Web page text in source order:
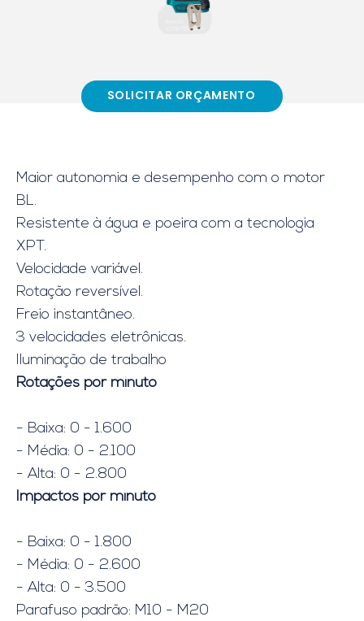
SOLICITAR ORÇAMENTO
Maior autonomia e desempenho com o motor
BL.
Resistente à água e poeira com a tecnologia
XPT.
Velocidade variável.
Rotação reversível.
Freio instantâneo.
3 velocidades eletrônicas.
Iluminação de trabalho
Rotações por minuto
- Baixa: 0 - 1.600
- Média: 0 - 2.100
- Alta: 0 - 2.800
Impactos por minuto
- Baixa: 0 - 1.800
- Média: 0 - 2.600
- Alta: 0 - 3.500
Parafuso padrão: M10 - M20